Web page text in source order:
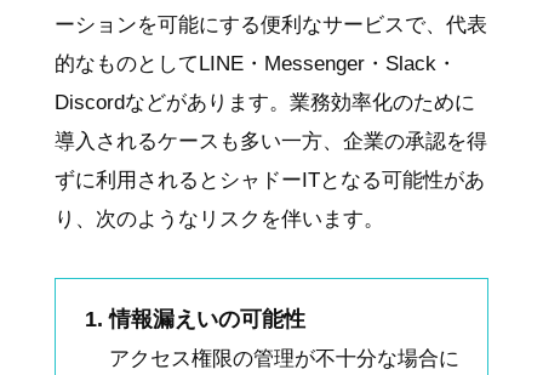
ーションを可能にする便利なサービスで、代表
的なものとしてLINE・Messenger・Slack・
Discordなどがあります。業務効率化のために
導入されるケースも多い一方、企業の承認を得
ずに利用されるとシャドーITとなる可能性があ
り、次のようなリスクを伴います。
情報漏えいの可能性
アクセス権限の管理が不十分な場合に